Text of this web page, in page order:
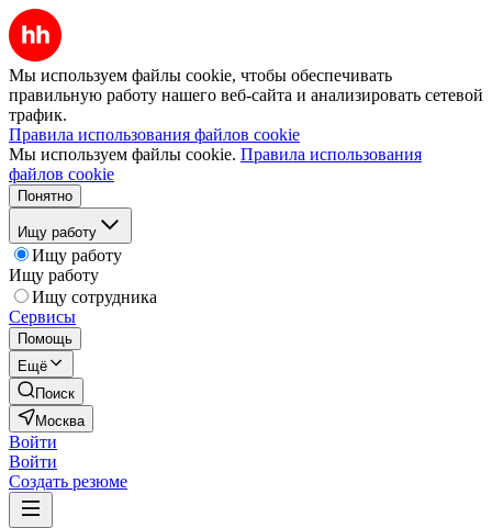
Мы используем файлы cookie, чтобы обеспечивать
правильную работу нашего веб-сайта и анализировать сетевой
трафик.
Правила использования файлов cookie
Мы используем файлы cookie. Правила использования
файлов cookie
Понятно
Ищу работу
Ищу работу
Ищу работу
Ищу сотрудника
Сервисы
Помощь
Ещё
Поиск
Москва
Войти
Войти
Создать резюме